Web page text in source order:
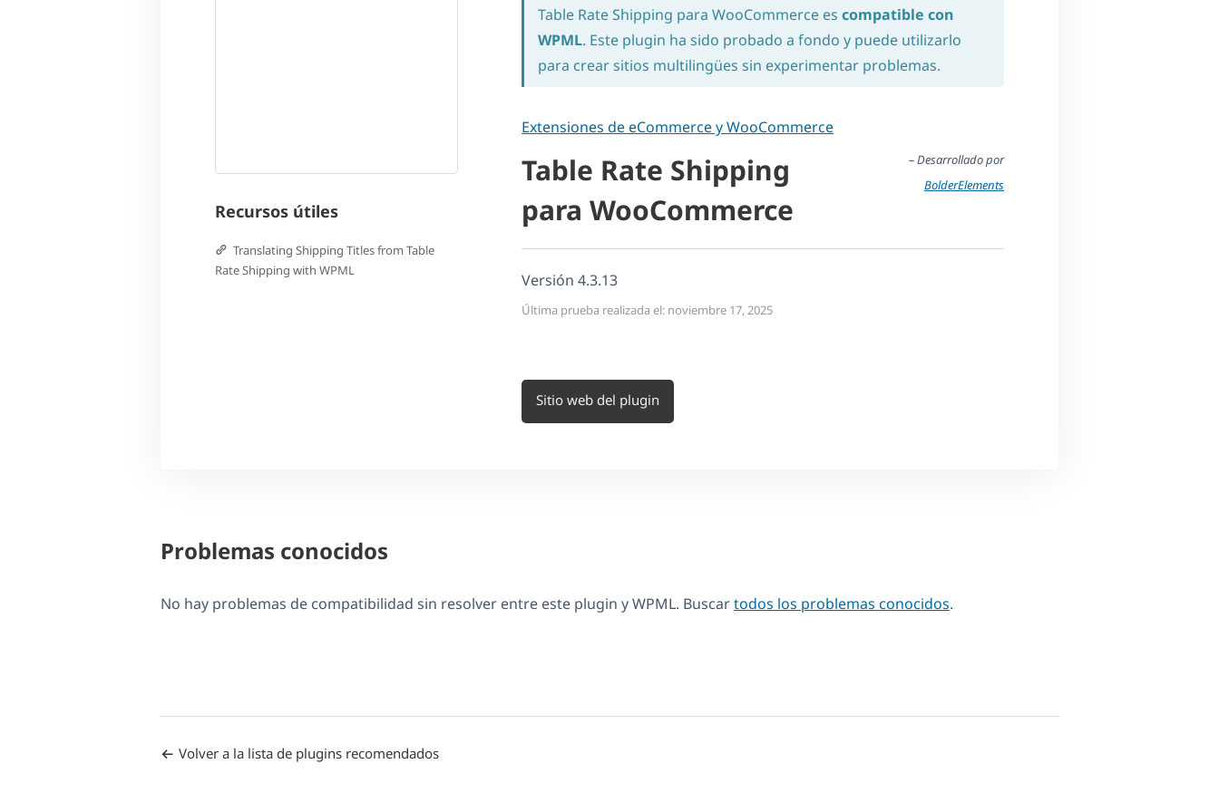
Recursos útiles
Translating Shipping Titles from Table
Rate Shipping with WPML
Table Rate Shipping para WooCommerce es compatible con
WPML. Este plugin ha sido probado a fondo y puede utilizarlo
para crear sitios multilingües sin experimentar problemas.
Extensiones de eCommerce y WooCommerce
Table Rate Shipping
para WooCommerce
– Desarrollado por
BolderElements
Versión 4.3.13
Última prueba realizada el: noviembre 17, 2025
Sitio web del plugin
Problemas conocidos
No hay problemas de compatibilidad sin resolver entre este plugin y WPML. Buscartodos los problemas conocidos.
Volver a la lista de plugins recomendados